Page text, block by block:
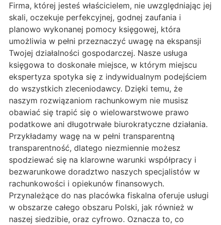
Firma, której jesteś właścicielem, nie uwzględniając jej
skali, oczekuje perfekcyjnej, godnej zaufania i
planowo wykonanej pomocy księgowej, która
umożliwia w pełni przeznaczyć uwagę na ekspansji
Twojej działalności gospodarczej. Nasze usługa
księgowa to doskonałe miejsce, w którym miejscu
ekspertyza spotyka się z indywidualnym podejściem
do wszystkich zleceniodawcy. Dzięki temu, że
naszym rozwiązaniom rachunkowym nie musisz
obawiać się trapić się o wielowarstwowe prawo
podatkowe ani długotrwałe biurokratyczne działania.
Przykładamy wagę na w pełni transparentną
transparentność, dlatego niezmiennie możesz
spodziewać się na klarowne warunki współpracy i
bezwarunkowe doradztwo naszych specjalistów w
rachunkowości i opiekunów finansowych.
Przynależące do nas placówka fiskalna oferuje usługi
w obszarze całego obszaru Polski, jak również w
naszej siedzibie, oraz cyfrowo. Oznacza to, co